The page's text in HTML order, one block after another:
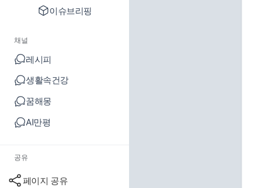
이슈브리핑
채널
레시피
생활속건강
꿈해몽
AI만평
공유
페이지 공유